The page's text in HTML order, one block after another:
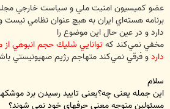
ت
عضو كميسيون امنيت ملي و سياست خارجي
برنامه هسته‌اي ايران به هيچ عنوان نظامي نيست و
دارد و در عين حال اين موضوع را
مخفي نمي‌كند كه توانايي شليك حجم انبوهي
داردو فرقي نمي‌كند متهاجم رژيم صهيونيستي
سلام
این جمله یعنی چه؟یعنی تایید رسیدن برد
مسئولین متوجه معنی حرفهای خود نمی شوند؟